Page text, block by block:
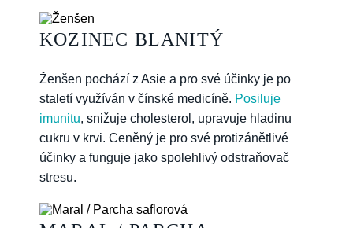
KOZINEC BLANITÝ
Ženšen pochází z Asie a pro své účinky je po
staletí využíván v čínské medicíně. Posiluje
imunitu, snižuje cholesterol, upravuje hladinu
cukru v krvi. Ceněný je pro své protizánětlivé
účinky a funguje jako spolehlivý odstraňovač
stresu.